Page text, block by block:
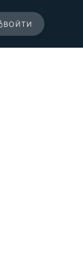
ВОЙТИ